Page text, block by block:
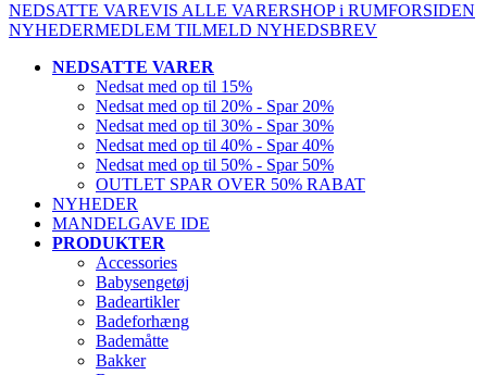
NEDSATTE VAREVIS ALLE VARERSHOP i RUMFORSIDEN
NYHEDERMEDLEM TILMELD NYHEDSBREV
NEDSATTE VARER
Nedsat med op til 15%
Nedsat med op til 20% - Spar 20%
Nedsat med op til 30% - Spar 30%
Nedsat med op til 40% - Spar 40%
Nedsat med op til 50% - Spar 50%
OUTLET SPAR OVER 50% RABAT
NYHEDER
MANDELGAVE IDE
PRODUKTER
Accessories
Babysengetøj
Badeartikler
Badeforhæng
Bademåtte
Bakker